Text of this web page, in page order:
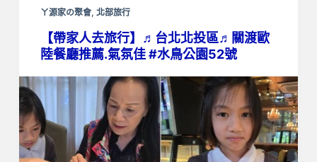
ㄚ源家の聚會, 北部旅行
【帶家人去旅行】♬台北北投區♬關渡歐
陸餐廳推薦.氣氛佳 #水鳥公園52號